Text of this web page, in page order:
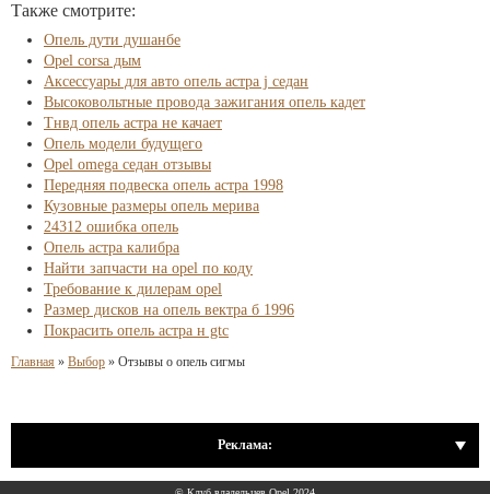
Также смотрите:
Опель дути душанбе
Opel corsa дым
Аксессуары для авто опель астра j седан
Высоковольтные провода зажигания опель кадет
Тнвд опель астра не качает
Опель модели будущего
Opel omega седан отзывы
Передняя подвеска опель астра 1998
Кузовные размеры опель мерива
24312 ошибка опель
Опель астра калибра
Найти запчасти на opel по коду
Требование к дилерам opel
Размер дисков на опель вектра б 1996
Покрасить опель астра н gtc
Главная » Выбор » Отзывы о опель сигмы
Реклама: